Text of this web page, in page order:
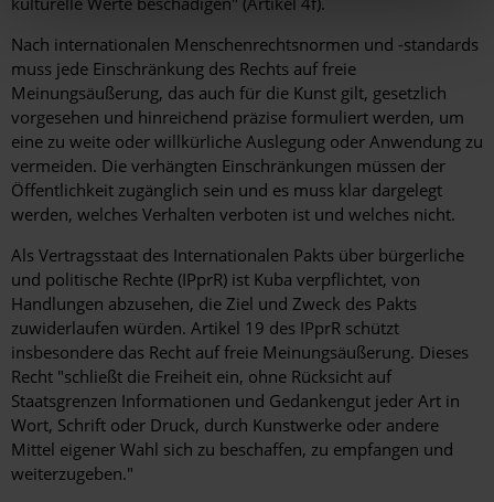
Nach internationalen Menschenrechtsnormen und -standards
muss jede Einschränkung des Rechts auf freie
Meinungsäußerung, das auch für die Kunst gilt, gesetzlich
vorgesehen und hinreichend präzise formuliert werden, um
eine zu weite oder willkürliche Auslegung oder Anwendung zu
vermeiden. Die verhängten Einschränkungen müssen der
Öffentlichkeit zugänglich sein und es muss klar dargelegt
werden, welches Verhalten verboten ist und welches nicht.
Als Vertragsstaat des Internationalen Pakts über bürgerliche
und politische Rechte (IPprR) ist Kuba verpflichtet, von
Handlungen abzusehen, die Ziel und Zweck des Pakts
zuwiderlaufen würden. Artikel 19 des IPprR schützt
insbesondere das Recht auf freie Meinungsäußerung. Dieses
Recht "schließt die Freiheit ein, ohne Rücksicht auf
Staatsgrenzen Informationen und Gedankengut jeder Art in
Wort, Schrift oder Druck, durch Kunstwerke oder andere
Mittel eigener Wahl sich zu beschaffen, zu empfangen und
weiterzugeben."